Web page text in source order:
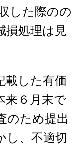
した際のの
損処理は見
載した有価
来６月末で
のため提出
し、不適切